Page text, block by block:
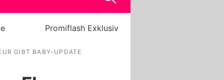
Promiflash Exklusiv
GIBT BABY-UPDATE